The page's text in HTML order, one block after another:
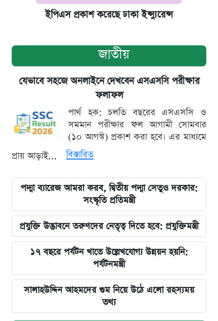
ইপিএস প্রকাশ করেছে ঢাকা ইন্স্যুরেন্স
জাতীয়
যেভাবে সহজে অনলাইনে দেখবেন এসএসসি পরীক্ষার
ফলাফল
পার্থ হক: চলতি বছরের এসএসসি ও
সমমান পরীক্ষার ফল আগামী সোমবার
(১০ আগস্ট) প্রকাশ করা হবে। এর মাধ্যমে
প্রায় আড়াই...
বিস্তারিত
পদ্মা ব্যারেজ আমরা করব, দ্বিতীয় পদ্মা সেতুও দরকার:
সংস্কৃতি প্রতিমন্ত্রী
প্রযুক্তি উদ্ভাবনে তরুণদের নেতৃত্ব দিতে হবে: প্রযুক্তিমন্ত্রী
১৭ বছরে পর্যটন খাতে উল্লেখযোগ্য উন্নয়ন হয়নি:
পর্যটনমন্ত্রী
সালাহউদ্দিন আহমদের গুম নিয়ে উঠে এলো রহস্যময়
তথ্য